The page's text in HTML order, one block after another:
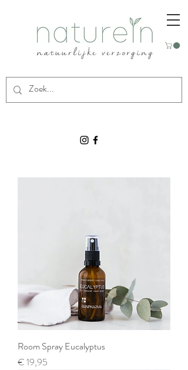
Room Spray Eucalyptus
Prijs
€ 19,95